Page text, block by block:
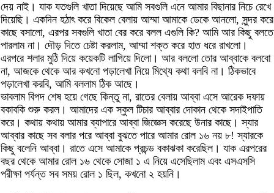
দেয় নাই। যাক যতগুলি খাতা দিয়েছে আমি সবগুলি এনে আমার বিছানার নিচে রেখে
দিয়েছি। একদিন হঠাৎ করে বিকেল বেলায় আম্মা আমাকে ডেকে আনলো, সুন্দর করে
কাছে বসালো, এরপর সবগুলি খাতা বের করে বলল এগুলি কি? আমি আর কিছু বলতে
পারলাম না। দৌড় দিতে চেষ্টা করলাম, আম্মা শক্ত করে হাত ধরে রাখলো।
এরপরে শলার মুঠি দিয়ে কয়েকটি লাগিয়ে দিলো। আর বললো তোর আব্বাকে বলবো
না, আজকে থেকে আর কখনো পড়ালেখা নিয়ে মিথ্যে কথা বলবি না। ঠিকভাবে
পড়ালেখা করবি, আমি বললাম ঠিক আছে।
ভাবলাম বিপদ শেষ হয়ে গেছে কিন্তু না, রাতের বেলায় আব্বা এসে আরেক দফায়
বকাবকি শুরু করল। আমাদের এক স্কুল টিচার আব্বার দোকান থেকে সদাইপাতি
করে। কথায় কথায় আমার ব্যাপারে আব্বা জিজ্ঞেস করেছে উনার কাছে। স্যার
আব্বার কাছে সব বলার পরে আব্বা বুঝতে পারে আমার রোল ১৬ নয় ৮! স্যারকে
কিছু বলেনি আব্বা। রাতে এসে আমাকে প্রচন্ড বকাঝকা করেছিল। যাক এরপরের
বছর থেকে আমার রোল ১৬ থেকে সোজা ১ এ নিয়ে এসেছিলাম এবং এসএসসি
পরীক্ষা পর্যন্ত সব সময় রোল ১ ছিল, কখনো ২ হয়নি।